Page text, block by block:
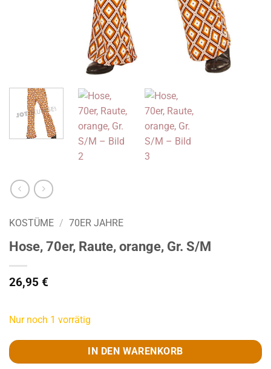
KOSTÜME / 70ER JAHRE
Hose, 70er, Raute, orange, Gr. S/M
26,95 €
Nur noch 1 vorrätig
IN DEN WARENKORB